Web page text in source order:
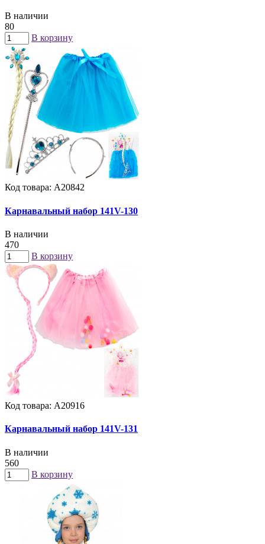
В наличии
80
В корзину
Код товара: А20842
Карнавальный набор 141V-130
В наличии
470
В корзину
Код товара: А20916
Карнавальный набор 141V-131
В наличии
560
В корзину